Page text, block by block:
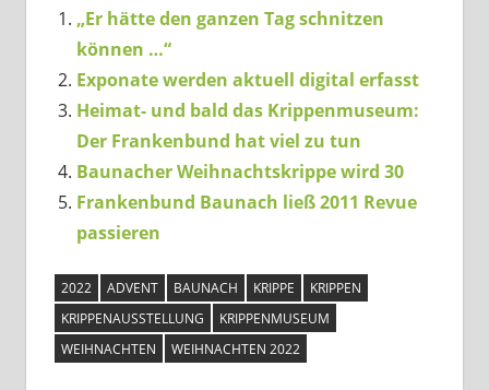
„Er hätte den ganzen Tag schnitzen
können …“
Exponate werden aktuell digital erfasst
Heimat- und bald das Krippenmuseum:
Der Frankenbund hat viel zu tun
Baunacher Weihnachtskrippe wird 30
Frankenbund Baunach ließ 2011 Revue
passieren
2022 ADVENT BAUNACH KRIPPE
KRIPPEN
KRIPPENAUSSTELLUNG
KRIPPENMUSEUM
WEIHNACHTEN
WEIHNACHTEN 2022